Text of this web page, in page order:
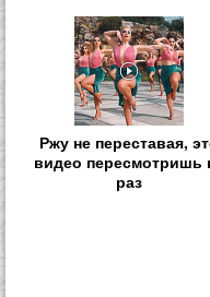
Ржу не переставая,
видео пересмотришь
раз